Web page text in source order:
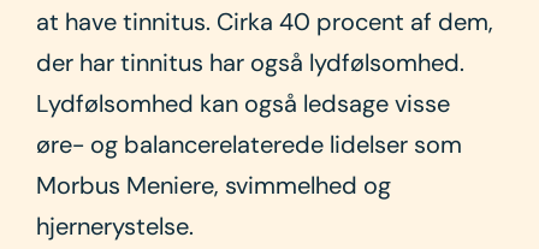
at have tinnitus. Cirka 40 procent af dem,
der har tinnitus har også lydfølsomhed.
Lydfølsomhed kan også ledsage visse
øre- og balancerelaterede lidelser som
Morbus Meniere, svimmelhed og
hjernerystelse.